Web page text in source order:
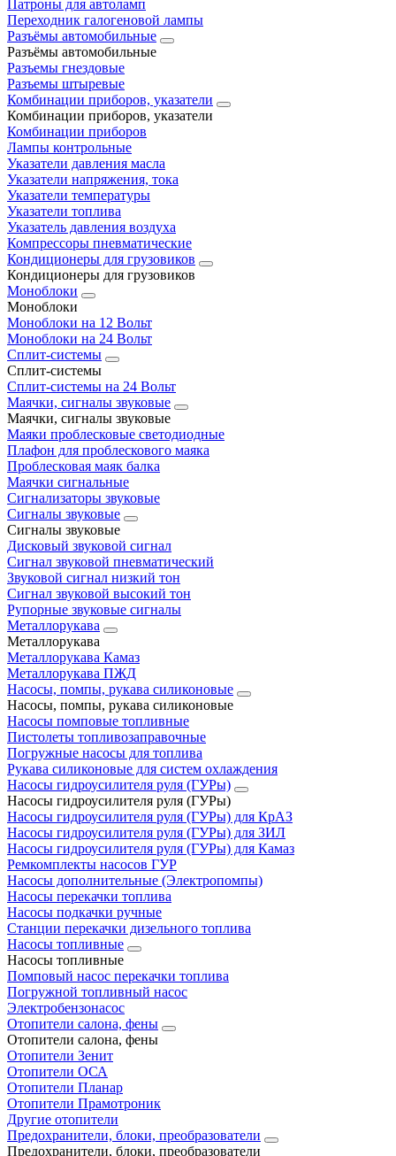
Патроны для автоламп
Переходник галогеновой лампы
Разъёмы автомобильные
Разъёмы автомобильные
Разъемы гнездовые
Разъемы штыревые
Комбинации приборов, указатели
Комбинации приборов, указатели
Комбинации приборов
Лампы контрольные
Указатели давления масла
Указатели напряжения, тока
Указатели температуры
Указатели топлива
Указатель давления воздуха
Компрессоры пневматические
Кондиционеры для грузовиков
Кондиционеры для грузовиков
Моноблоки
Моноблоки
Моноблоки на 12 Вольт
Моноблоки на 24 Вольт
Сплит-системы
Сплит-системы
Сплит‑системы на 24 Вольт
Маячки, сигналы звуковые
Маячки, сигналы звуковые
Маяки проблесковые светодиодные
Плафон для проблескового маяка
Проблесковая маяк балка
Маячки сигнальные
Сигнализаторы звуковые
Сигналы звуковые
Сигналы звуковые
Дисковый звуковой сигнал
Сигнал звуковой пневматический
Звуковой сигнал низкий тон
Сигнал звуковой высокий тон
Рупорные звуковые сигналы
Металлорукава
Металлорукава
Металлорукава Камаз
Металлорукава ПЖД
Насосы, помпы, рукава силиконовые
Насосы, помпы, рукава силиконовые
Насосы помповые топливные
Пистолеты топливозаправочные
Погружные насосы для топлива
Рукава силиконовые для систем охлаждения
Насосы гидроусилителя руля (ГУРы)
Насосы гидроусилителя руля (ГУРы)
Насосы гидроусилителя руля (ГУРы) для КрАЗ
Насосы гидроусилителя руля (ГУРы) для ЗИЛ
Насосы гидроусилителя руля (ГУРы) для Камаз
Ремкомплекты насосов ГУР
Насосы дополнительные (Электропомпы)
Насосы перекачки топлива
Насосы подкачки ручные
Станции перекачки дизельного топлива
Насосы топливные
Насосы топливные
Помповый насос перекачки топлива
Погружной топливный насос
Электробензонасос
Отопители салона, фены
Отопители салона, фены
Отопители Зенит
Отопители ОСА
Отопители Планар
Отопители Прамотроник
Другие отопители
Предохранители, блоки, преобразователи
Предохранители, блоки, преобразователи